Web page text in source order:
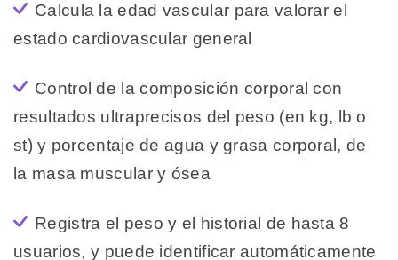
Calcula la edad vascular para valorar el
estado cardiovascular general
Control de la composición corporal con
resultados ultraprecisos del peso (en kg, lb o
st) y porcentaje de agua y grasa corporal, de
la masa muscular y ósea
Registra el peso y el historial de hasta 8
usuarios, y puede identificar automáticamente